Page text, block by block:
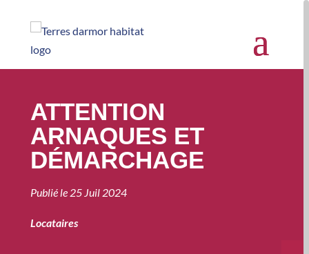
ATTENTION
ARNAQUES ET
DÉMARCHAGE
Publié le 25 Juil 2024
Locataires